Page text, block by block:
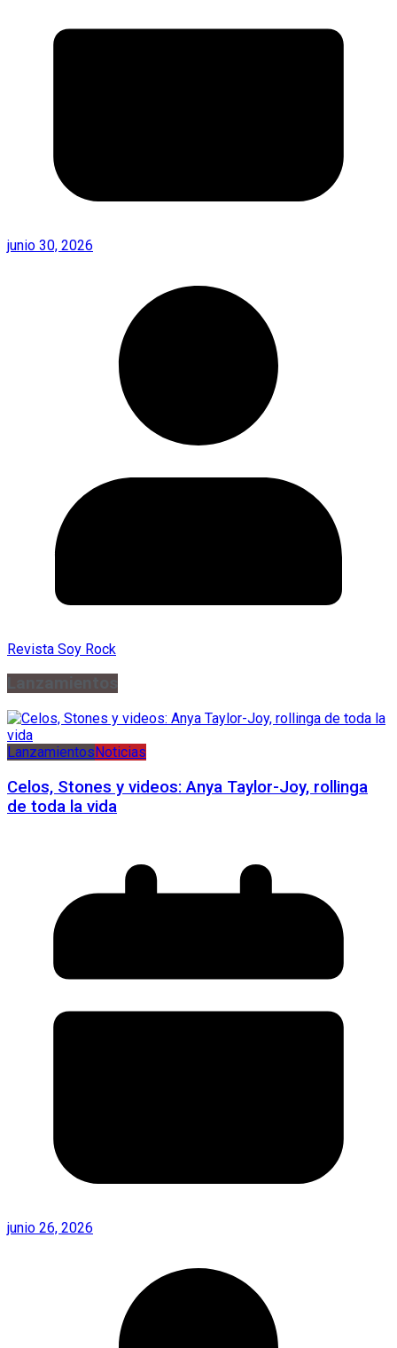
junio 30, 2026
Revista Soy Rock
LanzamientosNoticias
Celos, Stones y videos: Anya Taylor-Joy, rollinga
de toda la vida
junio 26, 2026